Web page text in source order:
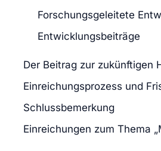
Forschungsgeleitete
Entwicklungsbeiträge
Der Beitrag zur zukünftigen
Einreichungsprozess und
Schlussbemerkung
Einreichungen zum Thema